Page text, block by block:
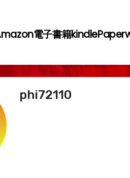
電子書籍
phi72110